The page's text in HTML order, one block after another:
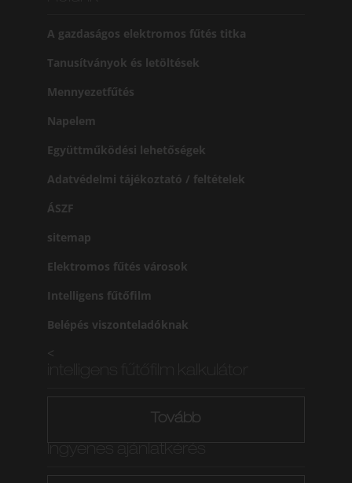
A gazdaságos elektromos fűtés titka
Tanusítványok és letöltések
Mennyezetfűtés
Napelem
Együttműködési lehetőségek
Adatvédelmi tájékoztató / feltételek
ÁSZF
sitemap
Elektromos fűtés városok
Intelligens fűtőfilm
Belépés viszonteladóknak
<
Tovább